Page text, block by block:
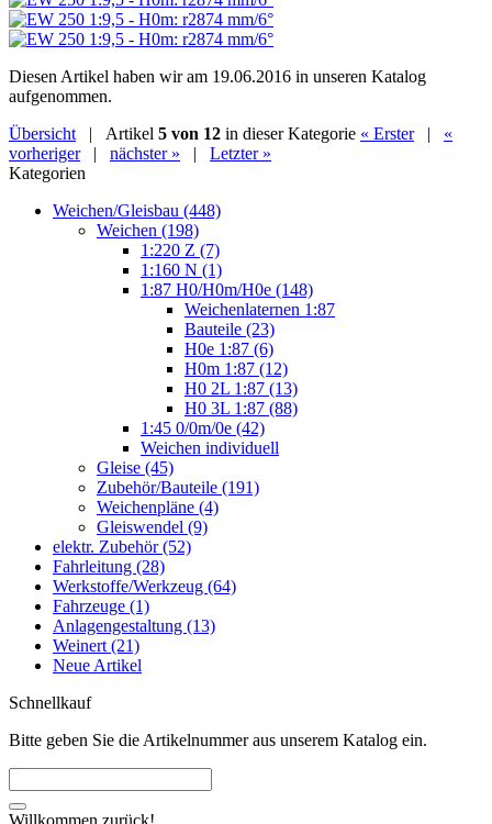
Diesen Artikel haben wir am 19.06.2016 in unseren Katalog
aufgenommen.
Übersicht | Artikel 5 von 12 in dieser Kategorie « Erster| «
vorheriger| nächster » | Letzter »
Kategorien
Weichen/Gleisbau (448)
Weichen (198)
1:220 Z (7)
1:160 N (1)
1:87 H0/H0m/H0e (148)
Weichenlaternen 1:87
Bauteile (23)
H0e 1:87 (6)
H0m 1:87 (12)
H0 2L 1:87 (13)
H0 3L 1:87 (88)
1:45 0/0m/0e (42)
Weichen individuell
Gleise (45)
Zubehör/Bauteile (191)
Weichenpläne (4)
Gleiswendel (9)
elektr. Zubehör (52)
Fahrleitung (28)
Werkstoffe/Werkzeug (64)
Fahrzeuge (1)
Anlagengestaltung (13)
Weinert (21)
Neue Artikel
Schnellkauf
Bitte geben Sie die Artikelnummer aus unserem Katalog ein.
Willkommen zurück!